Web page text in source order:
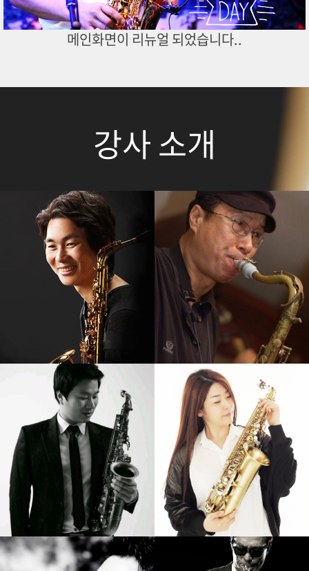
메인화면이 리뉴얼 되었습니다..
강사 소개
강기만
강의보기
석성노
강의보기